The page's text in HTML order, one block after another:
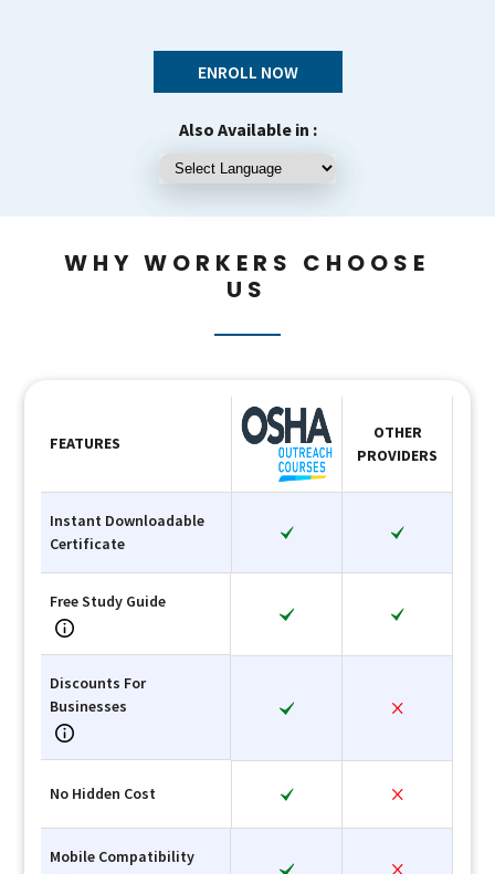
ENROLL NOW
Also Available in :
WHY WORKERS CHOOSE
US
FEATURES
OTHER
PROVIDERS
Instant Downloadable
Certificate
Free Study Guide
Discounts For
Businesses
No Hidden Cost
Mobile Compatibility